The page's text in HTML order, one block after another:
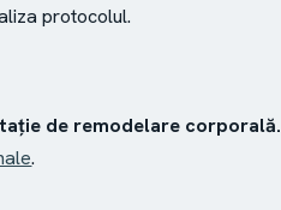
protocolul.
de remodelare corporală.
.